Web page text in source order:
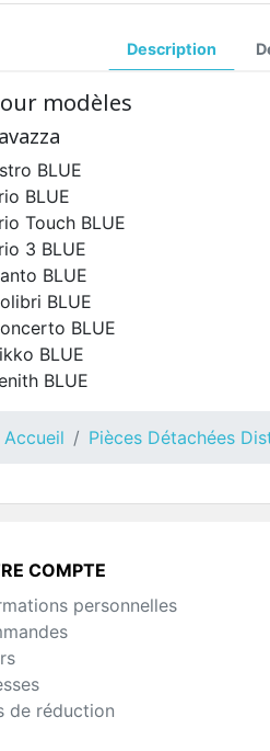
Capsules Zenith
Pièces Détachées Distributeur
Automatique
Capsules Brio Up
Pièces Détachées Distributeur
Automatique
Description
modèles
BLUE
BLUE
Touch BLUE
3 BLUE
BLUE
BLUE
BLUE
BLUE
BLUE
Accueil Pièces Détachées
COMPTE
personnelles
de réduction